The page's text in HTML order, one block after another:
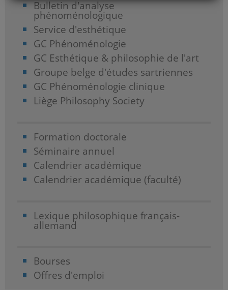
Bulletin d'analyse
phénoménologique
Service d'esthétique
GC Phénoménologie
GC Esthétique & philosophie de l'art
Groupe belge d'études sartriennes
GC Phénoménologie clinique
Liège Philosophy Society
Formation doctorale
Séminaire annuel
Calendrier académique
Calendrier académique (faculté)
Lexique philosophique français-
allemand
Bourses
Offres d'emploi